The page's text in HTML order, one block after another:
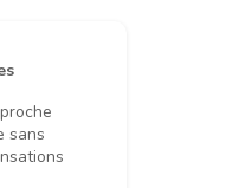
sans